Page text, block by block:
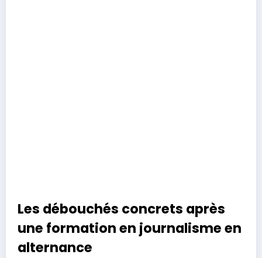
Les débouchés concrets après
une formation en journalisme en
alternance